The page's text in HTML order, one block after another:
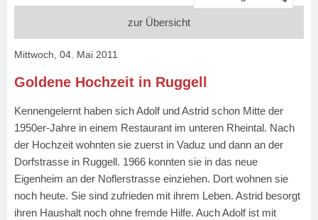
zur Übersicht
Mittwoch, 04. Mai 2011
Goldene Hochzeit in Ruggell
Kennengelernt haben sich Adolf und Astrid schon Mitte der
1950er-Jahre in einem Restaurant im unteren Rheintal. Nach
der Hochzeit wohnten sie zuerst in Vaduz und dann an der
Dorfstrasse in Ruggell. 1966 konnten sie in das neue
Eigenheim an der Noflerstrasse einziehen. Dort wohnen sie
noch heute. Sie sind zufrieden mit ihrem Leben. Astrid besorgt
ihren Haushalt noch ohne fremde Hilfe. Auch Adolf ist mit